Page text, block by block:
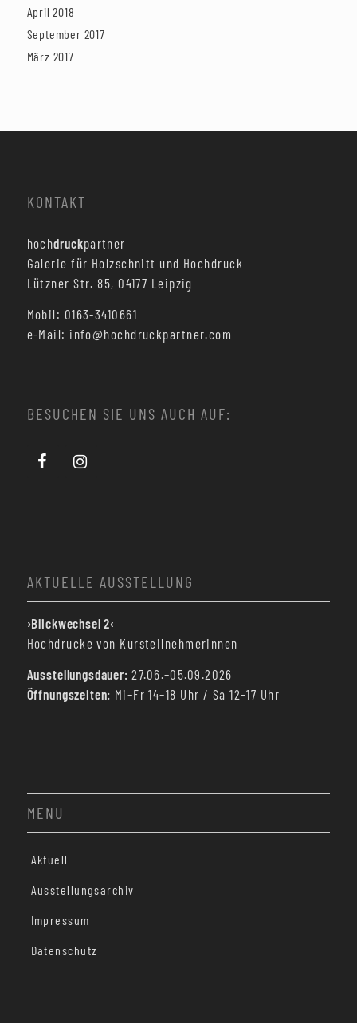
April 2018
September 2017
März 2017
KONTAKT
hochdruckpartner
Galerie für Holzschnitt und Hochdruck
Lützner Str. 85, 04177 Leipzig
Mobil: 0163-3410661
e-Mail: info@hochdruckpartner.com
BESUCHEN SIE UNS AUCH AUF:
AKTUELLE AUSSTELLUNG
›Blickwechsel 2‹
Hochdrucke von Kursteilnehmerinnen
Ausstellungsdauer: 27.06.–05.09.2026
Öffnungszeiten: Mi–Fr 14–18 Uhr / Sa 12–17 Uhr
MENU
Aktuell
Ausstellungsarchiv
Impressum
Datenschutz